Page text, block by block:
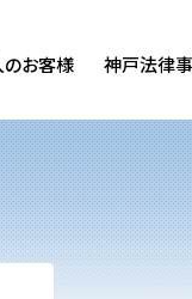
イト
お客様
医療過誤
刑事事件
神戸法律